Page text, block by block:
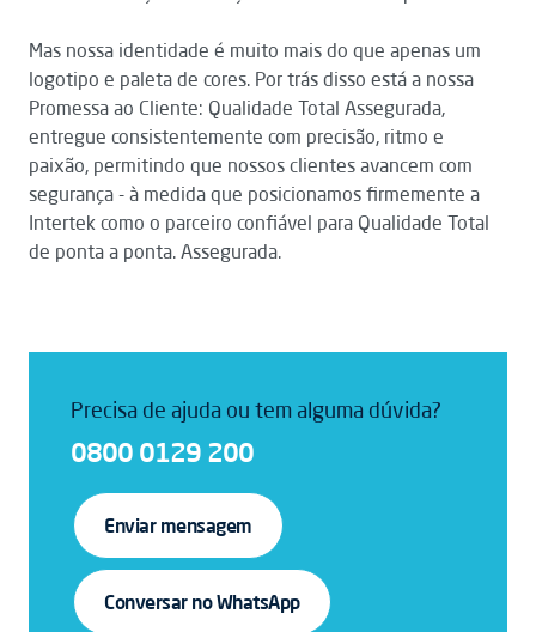
Mas nossa identidade é muito mais do que apenas um
logotipo e paleta de cores. Por trás disso está a nossa
Promessa ao Cliente: Qualidade Total Assegurada,
entregue consistentemente com precisão, ritmo e
paixão, permitindo que nossos clientes avancem com
segurança - à medida que posicionamos firmemente a
Intertek como o parceiro confiável para Qualidade Total
de ponta a ponta. Assegurada.
Precisa de ajuda ou tem alguma dúvida?
0800 0129 200
Enviar mensagem
Conversar no WhatsApp